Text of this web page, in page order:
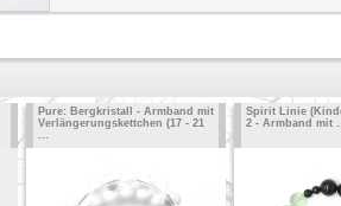
Pure: Bergkristall - Armband mit
Verlängerungskettchen (17 - 21
...
Spirit Linie
2 - Armband mit